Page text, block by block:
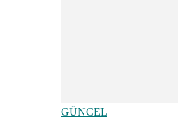
GÜNCEL